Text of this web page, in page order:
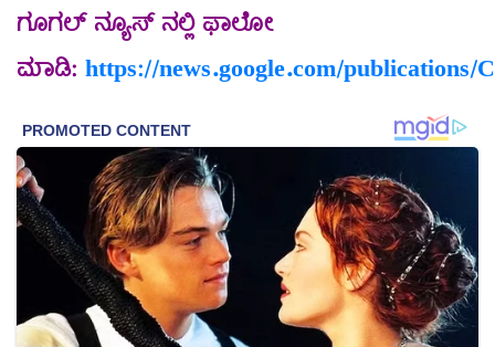
ಗೂಗಲ್ ನ್ಯೂಸ್ ನಲ್ಲಿ ಫಾಲೋ
ಮಾಡಿ: https://news.google.com/